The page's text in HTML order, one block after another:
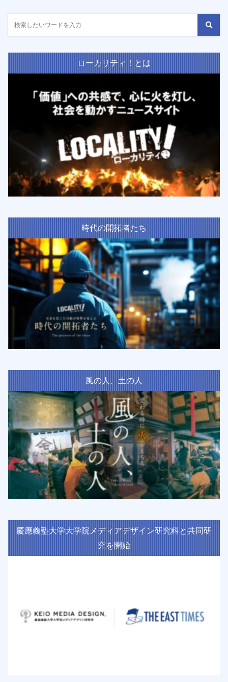
ローカリティ！とは
時代の開拓者たち
風の人、土の人
慶應義塾大学大学院メディアデザイン研究科と共同研
究を開始